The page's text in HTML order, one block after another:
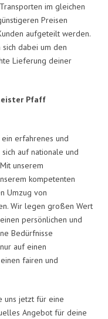
im gleichen
Preisen
aufgeteilt werden.
dabei um den
Lieferung deiner
Pfaff
erfahrenes und
auf nationale und
unserem
kompetenten
Umzug von
Wir legen großen Wert
persönlichen und
Bedürfnisse
auf einen
fairen und
uns jetzt für eine
Angebot für deine